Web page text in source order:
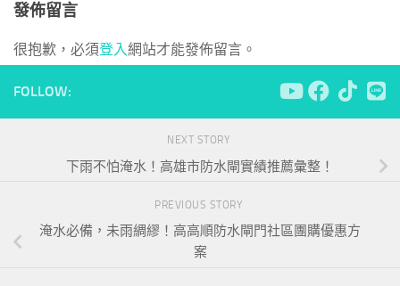
發佈留言
很抱歉，必須登入網站才能發佈留言。
FOLLOW:
NEXT STORY
下雨不怕淹水！高雄市防水閘實績推薦彙整！
PREVIOUS STORY
淹水必備，未雨綢繆！高高順防水閘門社區團購優惠方
案